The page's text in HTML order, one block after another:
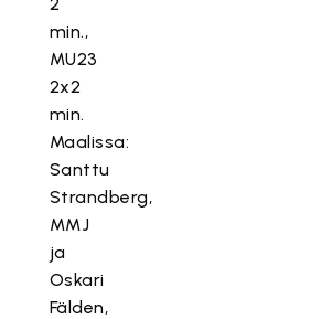
min.,
MU23
2x2
min.
Maalissa:
Santtu
Strandberg,
MMJ
ja
Oskari
Fälden,